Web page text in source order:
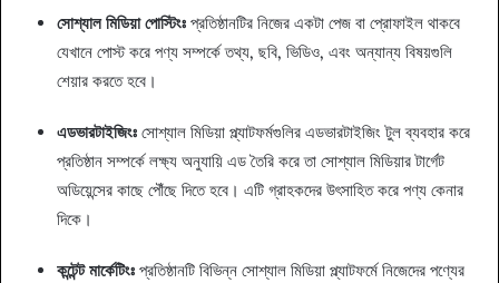
সোশ্যাল মিডিয়া পোস্টিংঃ প্রতিষ্ঠানটির নিজের একটা পেজ বা প্রোফাইল থাকবে
যেখানে পোস্ট করে পণ্য সম্পর্কে তথ্য, ছবি, ভিডিও, এবং অন্যান্য বিষয়গুলি
শেয়ার করতে হবে।
এডভারটাইজিংঃ সোশ্যাল মিডিয়া প্ল্যাটফর্মগুলির এডভারটাইজিং টুল ব্যবহার করে
প্রতিষ্ঠান সম্পর্কে লক্ষ্য অনুযায়ি এড তৈরি করে তা সোশ্যাল মিডিয়ার টার্গেট
অডিয়েন্সের কাছে পৌঁছে দিতে হবে। এটি গ্রাহকদের উৎসাহিত করে পণ্য কেনার
দিকে।
কন্টেন্ট মার্কেটিংঃ প্রতিষ্ঠানটি বিভিন্ন সোশ্যাল মিডিয়া প্ল্যাটফর্মে নিজেদের পণ্যের